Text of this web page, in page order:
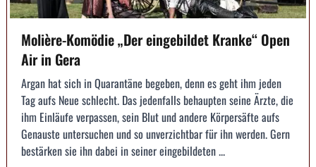
Molière-Komödie „Der eingebildet Kranke“ Open
Air in Gera
Argan hat sich in Quarantäne begeben, denn es geht ihm jeden
Tag aufs Neue schlecht. Das jedenfalls behaupten seine Ärzte, die
ihm Einläufe verpassen, sein Blut und andere Körpersäfte aufs
Genauste untersuchen und so unverzichtbar für ihn werden. Gern
bestärken sie ihn dabei in seiner eingebildeten ...